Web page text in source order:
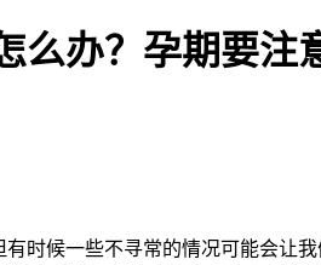
么办？孕期要注
候一些不寻常的情况可能会让我